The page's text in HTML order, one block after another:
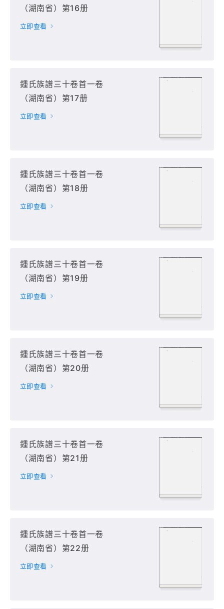
（湖南省）第16册
立即查看
鍾氏族譜三十卷首一卷
（湖南省）第17册
立即查看
鍾氏族譜三十卷首一卷
（湖南省）第18册
立即查看
鍾氏族譜三十卷首一卷
（湖南省）第19册
立即查看
鍾氏族譜三十卷首一卷
（湖南省）第20册
立即查看
鍾氏族譜三十卷首一卷
（湖南省）第21册
立即查看
鍾氏族譜三十卷首一卷
（湖南省）第22册
立即查看